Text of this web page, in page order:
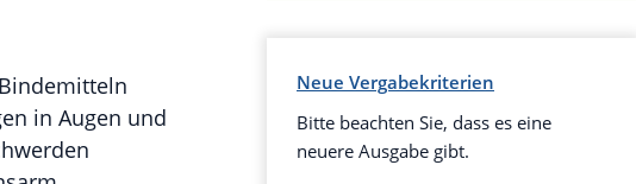
Neue Vergabekriterien
Bitte beachten Sie, dass es eine
neuere Ausgabe gibt.
in Augen und